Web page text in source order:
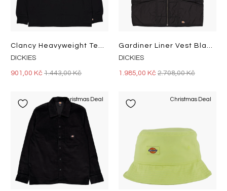
Clancy Heavyweight Tee Ls Blac Black
DICKIES
901,00 Kč1.443,00 Kč
Gardiner Liner Vest Black Black
DICKIES
1.985,00 Kč 2.708,00 Kč
Christmas Deal Christmas Deal